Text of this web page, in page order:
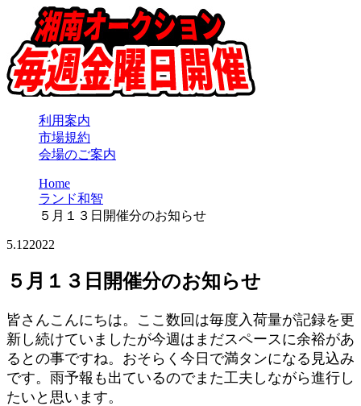
利用案内
市場規約
会場のご案内
Home
ランド和智
５月１３日開催分のお知らせ
5.122022
５月１３日開催分のお知らせ
皆さんこんにちは。ここ数回は毎度入荷量が記録を更
新し続けていましたが今週はまだスペースに余裕があ
るとの事ですね。おそらく今日で満タンになる見込み
です。雨予報も出ているのでまた工夫しながら進行し
たいと思います。